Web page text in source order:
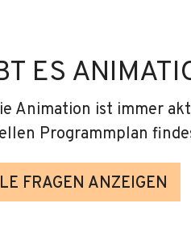
ES
Animation ist immer
Programmplan
FRAGEN ANZEIGEN